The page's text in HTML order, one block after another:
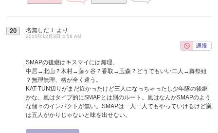
20 名無しだＪ より
2015年12月3日 4:58 AM
SMAPの後継はキスマイには無理。
中居→北山？木村→藤ヶ谷？香取→玉森？どうでもいい二人→舞祭組
？無理無理、格が全く違う。
KAT-TUN辺りがまだ近かったけど三人になっちゃったし少年隊の後継
かな。嵐はタイプ的にSMAPとは別のルート。嵐はなんかSMAPのよう
な個々のインパクトが無い。SMAPは一人一人でもやっていけるけど嵐
は五人がかりじゃないと味を出せない。